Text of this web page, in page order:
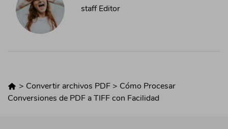
staff Editor
> Convertir archivos PDF > Cómo Procesar
Conversiones de PDF a TIFF con Facilidad